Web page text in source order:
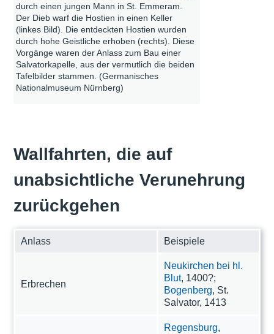
durch einen jungen Mann in St. Emmeram.
Der Dieb warf die Hostien in einen Keller
(linkes Bild). Die entdeckten Hostien wurden
durch hohe Geistliche erhoben (rechts). Diese
Vorgänge waren der Anlass zum Bau einer
Salvatorkapelle, aus der vermutlich die beiden
Tafelbilder stammen. (Germanisches
Nationalmuseum Nürnberg)
Wallfahrten, die auf
unabsichtliche Verunehrung
zurückgehen
Anlass Beispiele
Erbrechen
Neukirchen bei hl.
Blut, 1400?;
Bogenberg, St.
Salvator, 1413
Regensburg,